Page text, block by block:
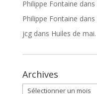
Philippe Fontaine dans
Philippe Fontaine dans
jcgdans Huiles de mai.
Archives
Archives